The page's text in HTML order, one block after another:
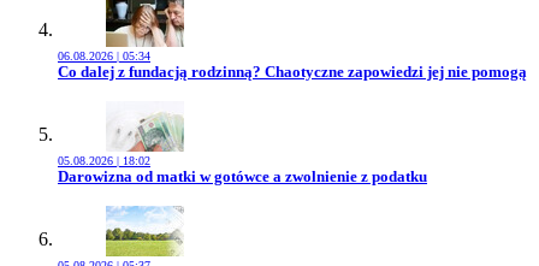
06.08.2026 | 05:34
Przejdź do artykułu:
Co dalej z fundacją rodzinną? Chaotyczne zapowiedzi jej nie pomogą
05.08.2026 | 18:02
Przejdź do artykułu:
Darowizna od matki w gotówce a zwolnienie z podatku